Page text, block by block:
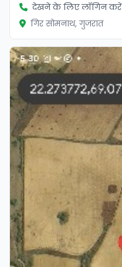
देखने के लिए लॉगिन करें
गिर सोमनाथ, गुजरात